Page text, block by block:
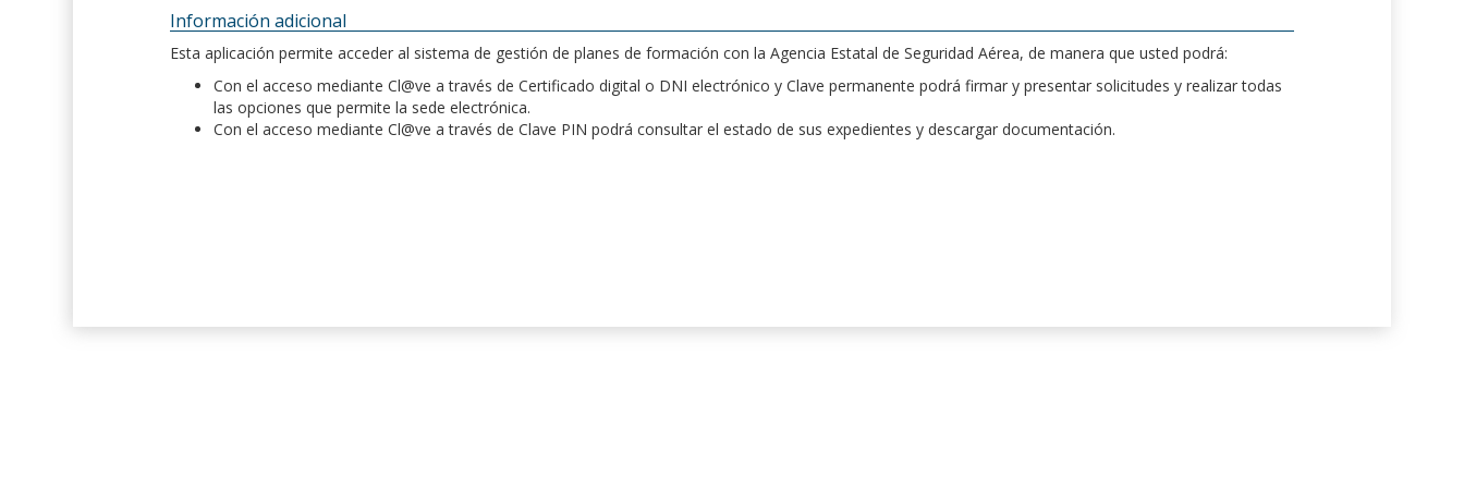
Información adicional
Esta aplicación permite acceder al sistema de gestión de planes de formación con la Agencia Estatal de Seguridad Aérea, de manera que usted podrá:
Con el acceso mediante Cl@ve a través de Certificado digital o DNI electrónico y Clave permanente podrá firmar y presentar solicitudes y realizar todas
las opciones que permite la sede electrónica.
Con el acceso mediante Cl@ve a través de Clave PIN podrá consultar el estado de sus expedientes y descargar documentación.